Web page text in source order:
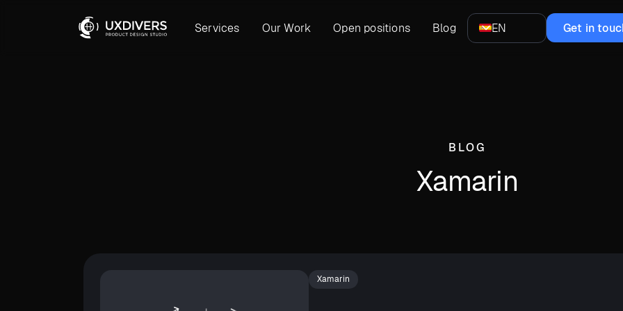
Services Our Work Open positions Blog EN Get in
BLOG
Xamarin
Xamarin